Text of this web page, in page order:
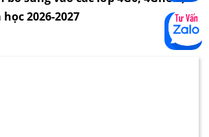
học 2026-2027